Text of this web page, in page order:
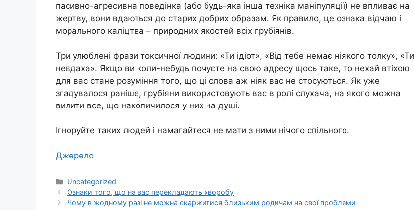
пасивно-агресивна поведінка (або будь-яка інша техніка маніпуляції) не впливає на
жертву, вони вдаються до старих добрих образам. Як правило, це ознака відчаю і
морального каліцтва – природних якостей всіх грубіянів.
Три улюблені фрази токсичної людини: «Ти ідіот», «Від тебе немає ніякого толку», «Ти
невдаха». Якщо ви коли-небудь почуєте на свою адресу щось таке, то нехай втіхою
для вас стане розуміння того, що ці слова аж ніяк вас не стосуються. Як уже
згадувалося раніше, грубіяни використовують вас в ролі слухача, на якого можна
вилити все, що накопичилося у них на душі.
Ігноруйте таких людей і намагайтеся не мати з ними нічого спільного.
Джерело
Категорії
Uncategorized
Ознаки того, що на вас перекладають хворобу
Чому в жодному разі не можна скаржитися близьким родичам на свої проблеми